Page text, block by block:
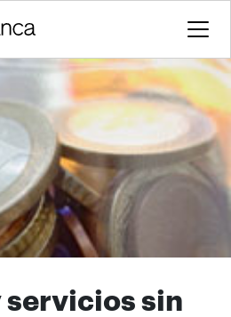
servicios sin